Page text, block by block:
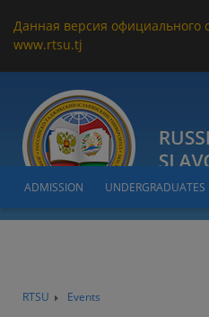
Данная версия официального
www.rtsu.tj
ADMISSION UNDERGRADUATES
RTSU Events